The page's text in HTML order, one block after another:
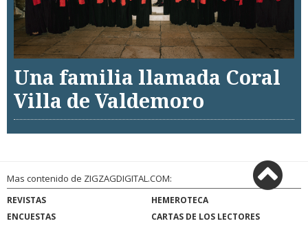
Una familia llamada Coral
Villa de Valdemoro
Mas contenido de ZIGZAGDIGITAL.COM:
REVISTAS
HEMEROTECA
ENCUESTAS
CARTAS DE LOS LECTORES